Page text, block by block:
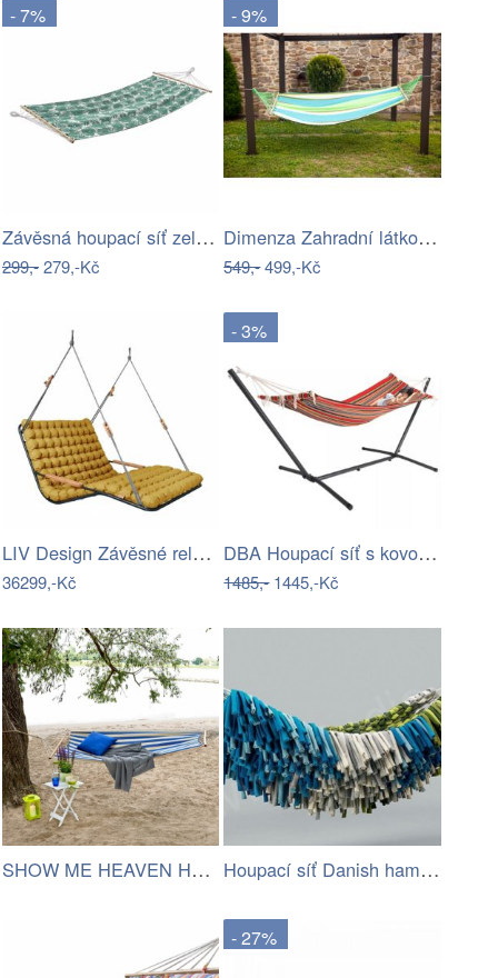
- 7%
Závěsná houpací síť zelená džungle
299,-279,-Kč
- 9%
Dimenza Zahradní látková houpací síť s…
549,-499,-Kč
LIV Design Závěsné relaxační lehátko…
36299,-Kč
- 3%
DBA Houpací síť s kovovým rámem 200 x…
1485,-1445,-Kč
SHOW ME HEAVEN Houpací síť, pruhy… Houpací síť Danish hammock - Artedio.cz
- 27%